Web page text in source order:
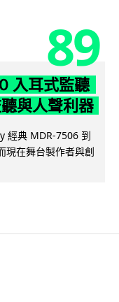
89
入耳式監聽
與人聲利器
經典 MDR-7506 到
現在舞台製作者與創